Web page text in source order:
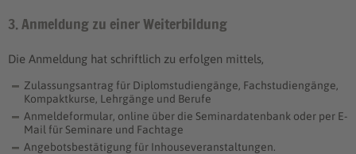
3. Anmeldung zu einer Weiterbildung
Die Anmeldung hat schriftlich zu erfolgen mittels,
Zulassungsantrag für Diplomstudiengänge, Fachstudiengänge,
Kompaktkurse, Lehrgänge und Berufe
Anmeldeformular, online über die Seminardatenbank oder per E-
Mail für Seminare und Fachtage
Angebotsbestätigung für Inhouseveranstaltungen.